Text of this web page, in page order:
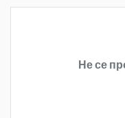
Не се